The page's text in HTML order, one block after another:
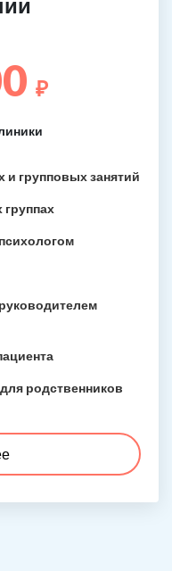
₽
и групповых занятий
группах
родственников